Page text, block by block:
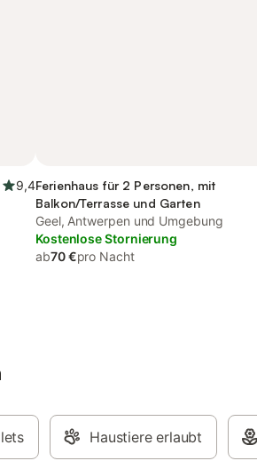
9,4Ferienhaus für 2 Personen, mit
Balkon/Terrasse und Garten
Geel, Antwerpen und Umgebung
Kostenlose Stornierung
ab70 €pro Nacht
Haustiere erlaubt